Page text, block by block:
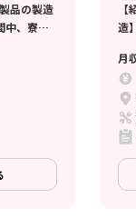
品の製造
中、寮費
造
月